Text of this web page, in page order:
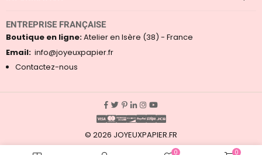
ENTREPRISE FRANÇAISE
Boutique en ligne:Atelier en Isère (38) - France
Email: info@joyeuxpapier.fr
Contactez-nous
© 2026 JOYEUXPAPIER.FR
0 0